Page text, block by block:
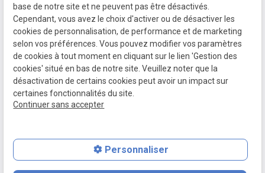
Politique de
confidentialité
Gestion
des
cookies
Plan du
site
base de notre site et ne peuvent pas être désactivés.
Cependant, vous avez le choix d'activer ou de désactiver les
cookies de personnalisation, de performance et de marketing
selon vos préférences. Vous pouvez modifier vos paramètres
de cookies à tout moment en cliquant sur le lien 'Gestion des
cookies' situé en bas de notre site. Veuillez noter que la
désactivation de certains cookies peut avoir un impact sur
certaines fonctionnalités du site.
Continuer sans accepter
Personnaliser